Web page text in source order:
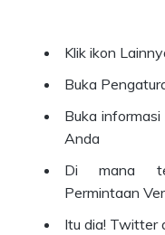
Klik ikon
Buka
Buka
Anda
Di mana
Permintaan
Itu dia! Twitter